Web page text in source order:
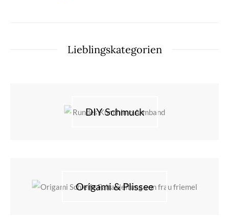
Lieblingskategorien
DIY Schmuck
Origami & Plissee